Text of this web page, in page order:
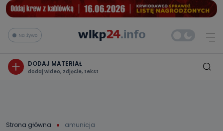
Na żywo
DODAJ MATERIAŁ
dodaj wideo, zdjęcie, tekst
Strona główna amunicja